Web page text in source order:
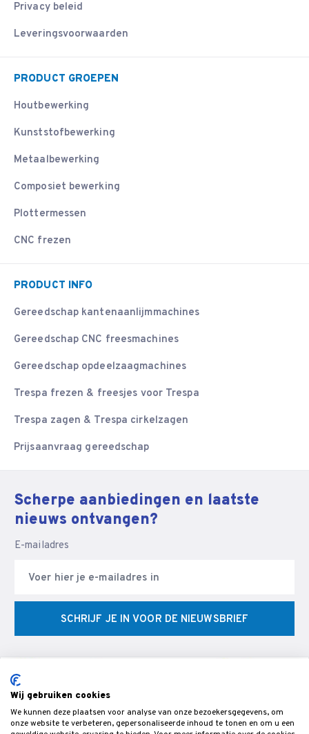
Privacy beleid
Leveringsvoorwaarden
PRODUCT GROEPEN
Houtbewerking
Kunststofbewerking
Metaalbewerking
Composiet bewerking
Plottermessen
CNC frezen
PRODUCT INFO
Gereedschap kantenaanlijmmachines
Gereedschap CNC freesmachines
Gereedschap opdeelzaagmachines
Trespa frezen & freesjes voor Trespa
Trespa zagen & Trespa cirkelzagen
Prijsaanvraag gereedschap
Scherpe aanbiedingen en laatste
nieuws ontvangen?
E-mailadres
SCHRIJF JE IN VOOR DE NIEUWSBRIEF
© Veldman Slijptechniek - Slijperij & specialist in CNC
Wij gebruiken cookies
We kunnen deze plaatsen voor analyse van onze bezoekersgegevens, om
onze website te verbeteren, gepersonaliseerde inhoud te tonen en om u een